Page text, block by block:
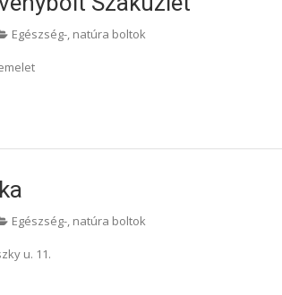
Egészség-, natúra boltok
Egészség-, natúra boltok
u. 11.